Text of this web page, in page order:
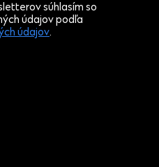
súhlasím so
údajov podľa
údajov.